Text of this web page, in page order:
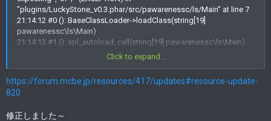
"plugins/LuckyStone_v0.3.phar/src/pawarenessc/ls/Main" at line 7
21:14:12 #0 (): BaseClassLoader->loadClass(string[19]
pawarenessc\ls\Main)
21:14:12 #1 (): spl_autoload_call(string[19] pawarenessc\ls\Main)
21:14:12 #2 src/pocketmine/plugin/PluginManager(180):
class_exists(string[19] pawarenessc\ls\Main, boolean 1)
pocketmine\plugin\PluginManager->loadPlugin(string[54]
/steadym/srv/WarPVEserver/plugins/LuckyStone_v0.3.phar, array[3])
Click to expand...
https://forum.mcbe.jp/resources/417/updates#resource-update-
820
修正しました～